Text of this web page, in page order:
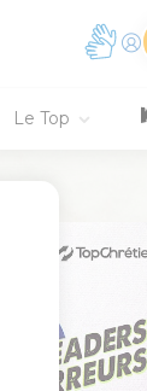
Le Top